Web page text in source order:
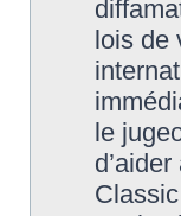
lois de
le